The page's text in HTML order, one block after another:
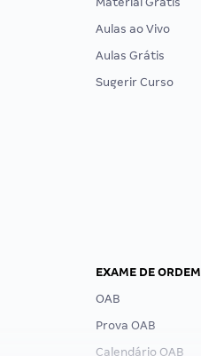
Aulas ao Vivo
Aulas Grátis
Sugerir Curso
EXAME DE ORDEM
OAB
Prova OAB
Calendário OAB